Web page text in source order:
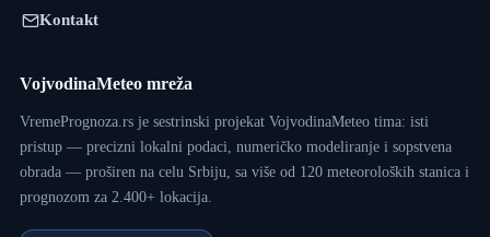
Kontakt
VojvodinaMeteo mreža
VremePrognoza.rs je sestrinski projekat VojvodinaMeteo tima: isti
pristup — precizni lokalni podaci, numeričko modeliranje i sopstvena
obrada — proširen na celu Srbiju, sa više od 120 meteoroloških stanica i
prognozom za 2.400+ lokacija.